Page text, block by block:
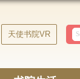
天使书院VR